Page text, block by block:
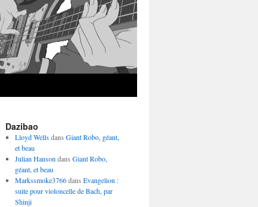
Dazibao
Lloyd Wellsdans Giant Robo, géant,
et beau
Julian Hanson dans Giant Robo,
géant, et beau
Markssmoke3766dans Evangelion :
suite pour violoncelle de Bach, par
Shinji